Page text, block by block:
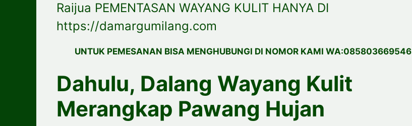
Raijua PEMENTASAN WAYANG KULIT HANYA DI
https://damargumilang.com
UNTUK PEMESANAN BISA MENGHUBUNGI DI NOMOR KAMI WA:085803669546
Dahulu, Dalang Wayang Kulit
Merangkap Pawang Hujan